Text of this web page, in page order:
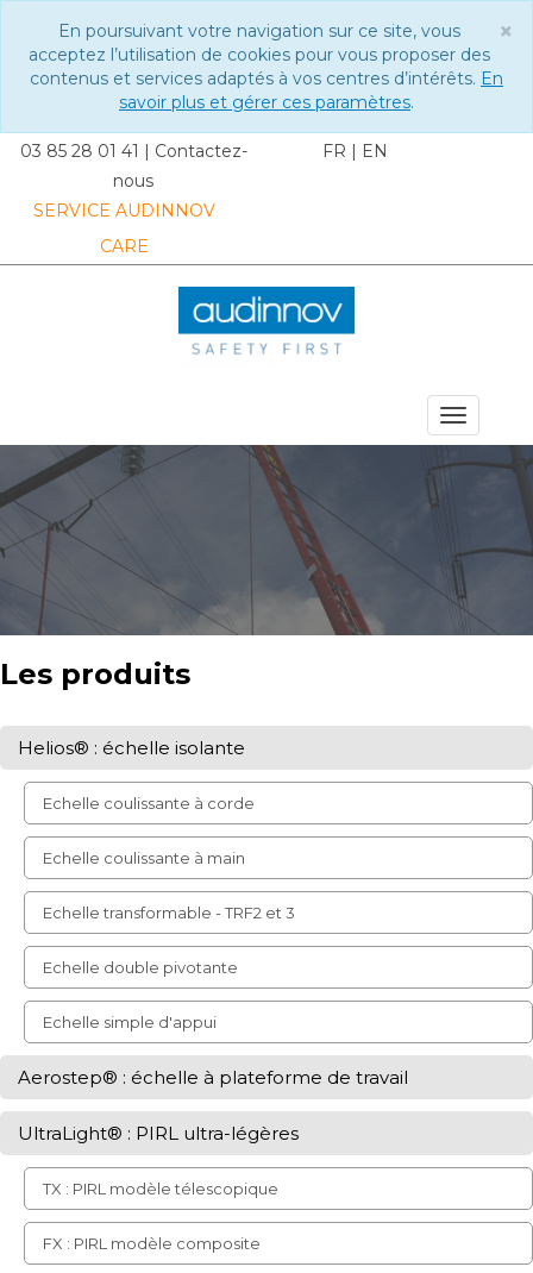
×
En poursuivant votre navigation sur ce site, vous
acceptez l’utilisation de cookies pour vous proposer des
contenus et services adaptés à vos centres d’intérêts. En
savoir plus et gérer ces paramètres.
03 85 28 01 41 | Contactez-
nous
FR | EN
SERVICE AUDINNOV
CARE
Toggle
Les produits
Helios® : échelle isolante
Echelle coulissante à corde
Echelle coulissante à main
Echelle transformable - TRF2 et 3
Echelle double pivotante
Echelle simple d'appui
Aerostep® : échelle à plateforme de travail
UltraLight® : PIRL ultra-légères
TX : PIRL modèle télescopique
FX : PIRL modèle composite